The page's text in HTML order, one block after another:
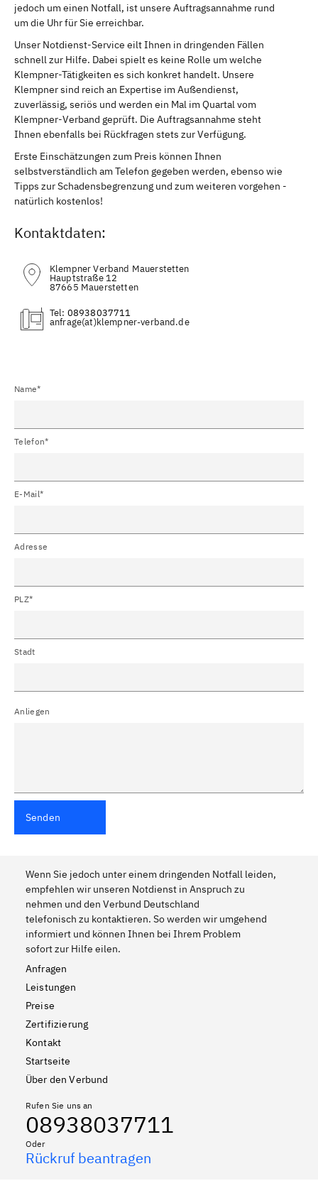
jedoch um einen Notfall, ist unsere Auftragsannahme rund
um die Uhr für Sie erreichbar.
Unser Notdienst-Service eilt Ihnen in dringenden Fällen
schnell zur Hilfe. Dabei spielt es keine Rolle um welche
Klempner-Tätigkeiten es sich konkret handelt. Unsere
Klempner sind reich an Expertise im Außendienst,
zuverlässig, seriös und werden ein Mal im Quartal vom
Klempner-Verband geprüft. Die Auftragsannahme steht
Ihnen ebenfalls bei Rückfragen stets zur Verfügung.
Erste Einschätzungen zum Preis können Ihnen
selbstverständlich am Telefon gegeben werden, ebenso wie
Tipps zur Schadensbegrenzung und zum weiteren vorgehen -
natürlich kostenlos!
Kontaktdaten:
Klempner Verband Mauerstetten
Hauptstraße 12
87665 Mauerstetten
Tel: 08938037711
(at)
Name*
Telefon*
E-Mail*
Adresse
PLZ*
Stadt
Anliegen
Senden
Wenn Sie jedoch unter einem dringenden Notfall leiden,
empfehlen wir unseren Notdienst in Anspruch zu
nehmen und den Verbund Deutschland
telefonisch zu kontaktieren. So werden wir umgehend
informiert und können Ihnen bei Ihrem Problem
sofort zur Hilfe eilen.
Anfragen
Leistungen
Preise
Zertifizierung
Kontakt
Startseite
Über den Verbund
Rufen Sie uns an
08938037711
Oder
Rückruf beantragen